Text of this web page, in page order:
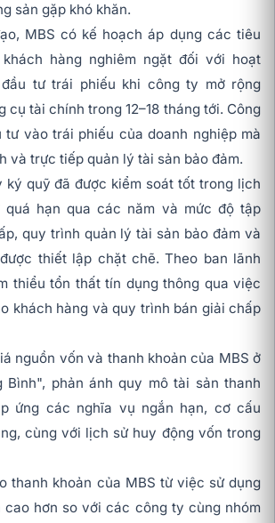
sản gặp khó khăn.
MBS có kế hoạch áp dụng các tiêu
hàng nghiêm ngặt đối với hoạt
tư trái phiếu khi công ty mở rộng
cụ tài chính trong 12–18 tháng tới. Công
vào trái phiếu của doanh nghiệp mà
và trực tiếp quản lý tài sản bảo đảm.
ký quỹ đã được kiểm soát tốt trong lịch
quá hạn qua các năm và mức độ tập
quy trình quản lý tài sản bảo đảm và
thiết lập chặt chẽ. Theo ban lãnh
thiểu tổn thất tín dụng thông qua việc
khách hàng và quy trình bán giải chấp
nguồn vốn và thanh khoản của MBS ở
Bình", phản ánh quy mô tài sản thanh
ứng các nghĩa vụ ngắn hạn, cơ cấu
cùng với lịch sử huy động vốn trong
thanh khoản của MBS từ việc sử dụng
cao hơn so với các công ty cùng nhóm